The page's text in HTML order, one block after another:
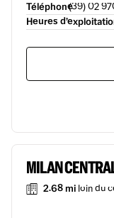
Téléphone(39) 02
Heures
MILAN
2.68 mi loin du